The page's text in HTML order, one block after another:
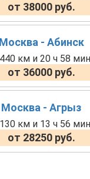
от 38000 руб.
Москва - Абинск
км и 20 ч 58 мин
от 36000 руб.
Москва - Агрыз
км и 13 ч 56 мин
от 28250 руб.